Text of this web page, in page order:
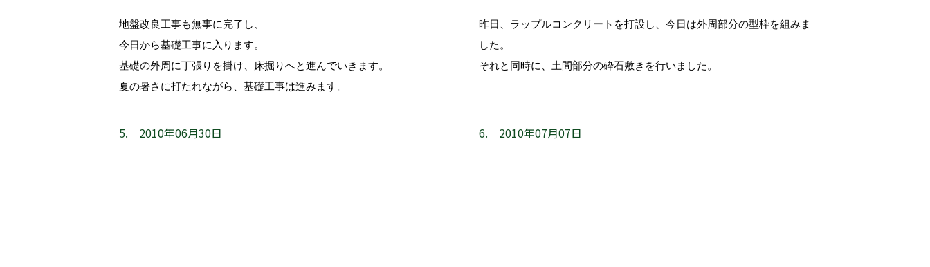
地盤改良工事も無事に完了し、
今日から基礎工事に入ります。
基礎の外周に丁張りを掛け、床掘りへと進んでいきます。
夏の暑さに打たれながら、基礎工事は進みます。
昨日、ラップルコンクリートを打設し、今日は外周部分の型枠を組みま
した。
それと同時に、土間部分の砕石敷きを行いました。
5. 2010年06月30日 6. 2010年07月07日